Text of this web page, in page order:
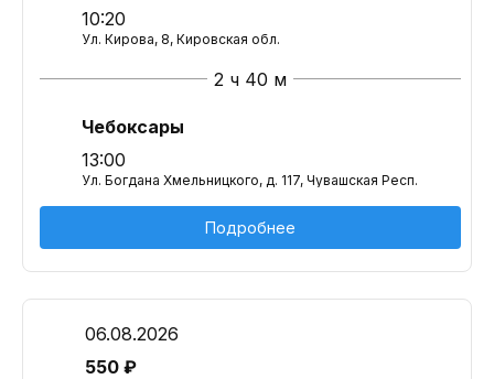
10:20
Ул. Кирова, 8, Кировская обл.
2 ч 40 м
Чебоксары
13:00
Ул. Богдана Хмельницкого, д. 117, Чувашская Респ.
Подробнее
06.08.2026
550 ₽